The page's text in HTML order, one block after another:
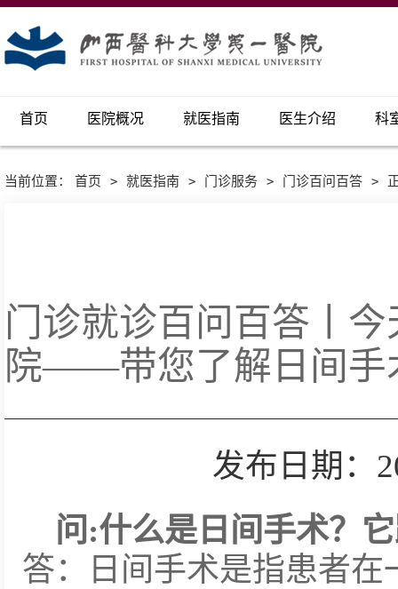
首页 医院概况 就医指南 医生介绍 科
当前位置： 首页 > 就医指南 > 门诊服务 > 门诊百问百答 >
门诊就诊百问百答丨
院——带您了解日间手
发布日期：
问:什么是日间手术？
答：日间手术是指患者